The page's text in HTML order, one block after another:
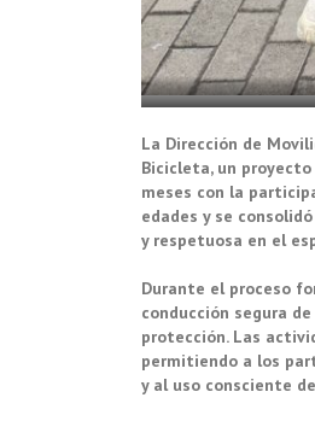
La Dirección de
Bicicleta, un
meses con la
edades y se
y respetuosa en el
Durante el proceso
conducción segura
protección. Las
permitiendo a los
y al uso consciente